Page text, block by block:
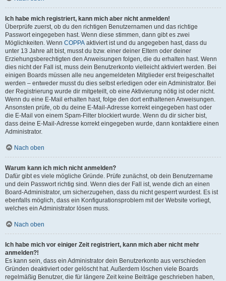
Ich habe mich registriert, kann mich aber nicht anmelden!
Überprüfe zuerst, ob du den richtigen Benutzernamen und das richtige
Passwort eingegeben hast. Wenn diese stimmen, dann gibt es zwei
Möglichkeiten. Wenn COPPA aktiviert ist und du angegeben hast, dass du
unter 13 Jahre alt bist, musst du bzw. einer deiner Eltern oder deiner
Erziehungsberechtigten den Anweisungen folgen, die du erhalten hast. Wenn
dies nicht der Fall ist, muss dein Benutzerkonto vielleicht aktiviert werden. Bei
einigen Boards müssen alle neu angemeldeten Mitglieder erst freigeschaltet
werden – entweder musst du dies selbst erledigen oder ein Administrator. Bei
der Registrierung wurde dir mitgeteilt, ob eine Aktivierung nötig ist oder nicht.
Wenn du eine E-Mail erhalten hast, folge den dort enthaltenen Anweisungen.
Ansonsten prüfe, ob du deine E-Mail-Adresse korrekt eingegeben hast oder
die E-Mail von einem Spam-Filter blockiert wurde. Wenn du dir sicher bist,
dass deine E-Mail-Adresse korrekt eingegeben wurde, dann kontaktiere einen
Administrator.
Nach oben
Warum kann ich mich nicht anmelden?
Dafür gibt es viele mögliche Gründe. Prüfe zunächst, ob dein Benutzername
und dein Passwort richtig sind. Wenn dies der Fall ist, wende dich an einen
Board-Administrator, um sicherzugehen, dass du nicht gesperrt wurdest. Es ist
ebenfalls möglich, dass ein Konfigurationsproblem mit der Website vorliegt,
welches ein Administrator lösen muss.
Nach oben
Ich habe mich vor einiger Zeit registriert, kann mich aber nicht mehr
anmelden?!
Es kann sein, dass ein Administrator dein Benutzerkonto aus verschieden
Gründen deaktiviert oder gelöscht hat. Außerdem löschen viele Boards
regelmäßig Benutzer, die für längere Zeit keine Beiträge geschrieben haben,